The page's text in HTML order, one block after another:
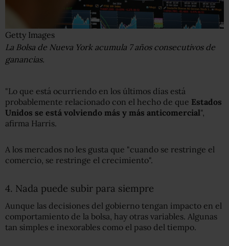
Getty Images
La Bolsa de Nueva York acumula 7 años consecutivos de
ganancias.
"Lo que está ocurriendo en los últimos días está
probablemente relacionado con el hecho de que Estados
Unidos se está volviendo más y más anticomercial",
afirma Harris.
A los mercados no les gusta que "cuando se restringe el
comercio, se restringe el crecimiento".
4. Nada puede subir para siempre
Aunque las decisiones del gobierno tengan impacto en el
comportamiento de la bolsa, hay otras variables. Algunas
tan simples e inexorables como el paso del tiempo.